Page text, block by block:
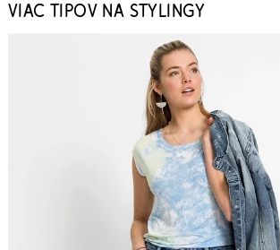
VIAC TIPOV NA STYLINGY